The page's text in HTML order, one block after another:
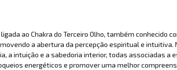
ao Chakra do Terceiro Olho, também conhecido
a abertura da percepção espiritual e intuitiva.
a intuição e a sabedoria interior, todas associadas a
energéticos e promover uma melhor